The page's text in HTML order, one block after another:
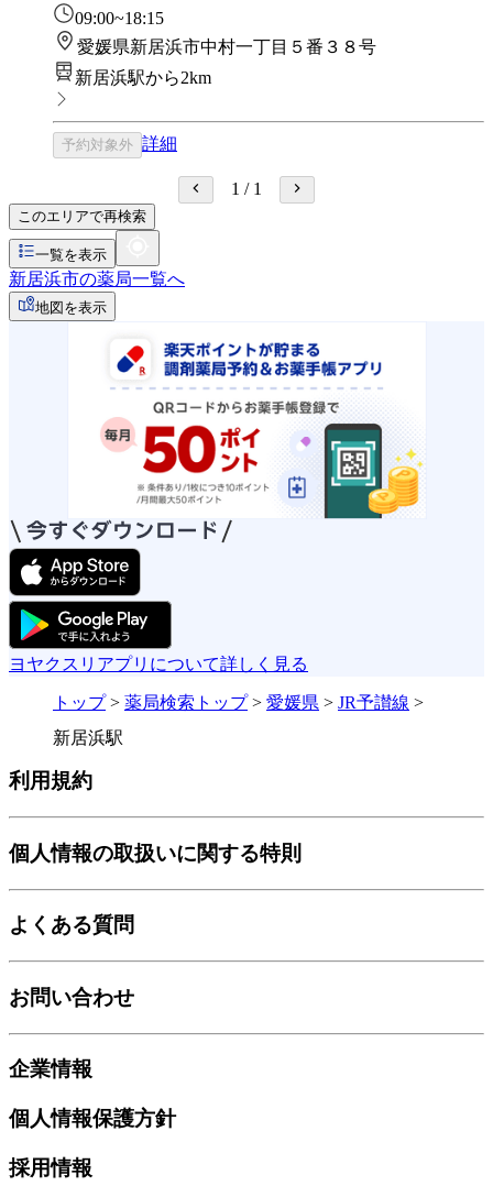
09:00~18:15
愛媛県新居浜市中村一丁目５番３８号
新居浜駅から2km
予約対象外 詳細
1 / 1
このエリアで再検索
一覧を表示
新居浜市の薬局一覧へ
地図を表示
ヨヤクスリアプリについて詳しく見る
トップ> 薬局検索トップ> 愛媛県 > JR予讃線 >
新居浜駅
利用規約
個人情報の取扱いに関する特則
よくある質問
お問い合わせ
企業情報
個人情報保護方針
採用情報